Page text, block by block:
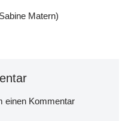
Matern)
einen Kommentar